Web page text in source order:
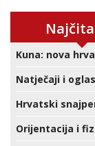
Kuna: nova
Natječaji i
Hrvatski
Orijentacija i